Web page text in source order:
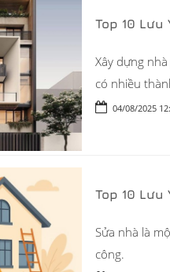
Top 10 Lưu
Xây dựng
có nhiều
04/08/2025
Top 10
Sửa nhà là
công.